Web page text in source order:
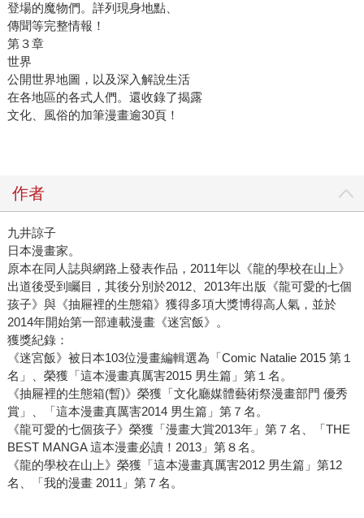
登場的魔物們。詳列現身地點、
傳聞等完整情報！
第３章
世界
公開世界地圖，以及深入解說生活
在各地區的各式人們。還收錄了揭露
文化、風俗的加筆漫畫逾30頁！
作者
九井諒子
日本漫畫家。
原本在同人誌與網路上發表作品，2011年以《龍的學校在山上》
出道後受到矚目，其後分別於2012、2013年出版《龍可愛的七個
孩子》與《抽屜裡的生態箱》獲得多項大獎博得高人氣，並於
2014年開始第一部連載漫畫《迷宮飯》。
獲獎紀錄：
《迷宮飯》被日本103位漫畫編輯選為「Comic Natalie 2015 第１
名」、榮獲「這本漫畫真厲害2015 男生篇」第１名。
《抽屜裡的生態箱(暫)》榮獲「文化廳媒體藝術祭漫畫部門 優秀
賞」、「這本漫畫真厲害2014 男生篇」第７名。
《龍可愛的七個孩子》榮獲「漫畫大賞2013年」第７名、「THE
BEST MANGA 這本漫畫必讀！2013」第８名。
《龍的學校在山上》榮獲「這本漫畫真厲害2012 男生篇」第12
名、「我的漫畫 2011」第７名。